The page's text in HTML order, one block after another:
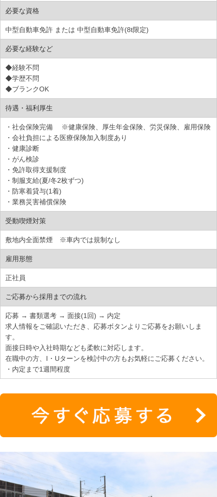
必要な資格
中型自動車免許 または 中型自動車免許(8t限定)
必要な経験など
◆経験不問
◆学歴不問
◆ブランクOK
待遇・福利厚生
・社会保険完備 ※健康保険、厚生年金保険、労災保険、雇用保険
・会社負担による医療保険加入制度あり
・健康診断
・がん検診
・免許取得支援制度
・制服支給(夏/冬2枚ずつ)
・防寒着貸与(1着)
・業務災害補償保険
受動喫煙対策
敷地内全面禁煙 ※車内では規制なし
雇用形態
正社員
ご応募から採用までの流れ
応募 → 書類選考 → 面接(1回) → 内定
求人情報をご確認いただき、応募ボタンよりご応募をお願いしま
す。
面接日時や入社時期なども柔軟に対応します。
在職中の方、I・Uターンを検討中の方もお気軽にご応募ください。
・内定まで1週間程度